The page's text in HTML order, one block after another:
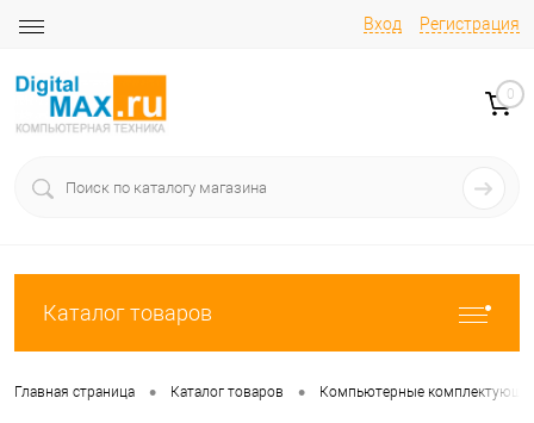
Вход Регистрация
0
Каталог товаров
Главная страница • Каталог товаров • Компьютерные